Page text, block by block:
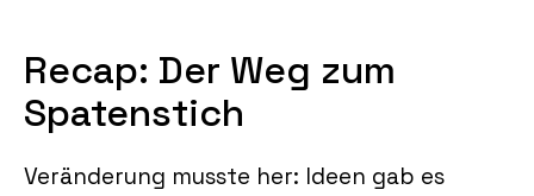
Recap: Der Weg zum
Spatenstich
Veränderung musste her: Ideen gab es